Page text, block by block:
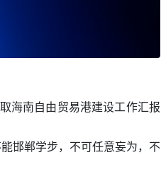
海南自由贸易港建设工作汇报
邯郸学步，不可任意妄为，不